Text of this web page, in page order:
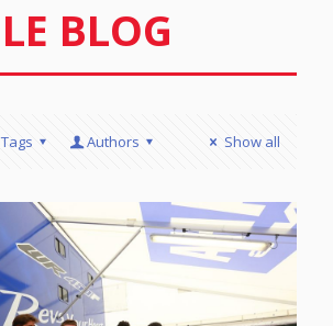
LE BLOG
Tags Authors Show all